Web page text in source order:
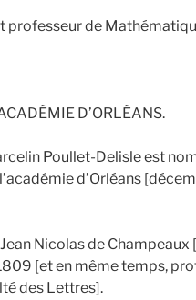
professeur de
D’ORLÉANS.
Poullet-Delisle est
d’Orléans
Nicolas de Champeaux
[et en même temps,
des Lettres].